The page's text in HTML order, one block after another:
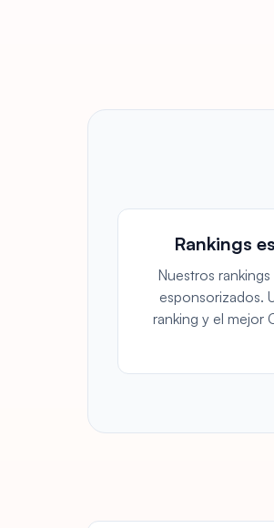
Rankings
Nuestros
esponsorizados.
ranking y el mejor